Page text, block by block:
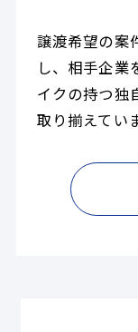
譲渡希望の案
し、相手企業
イクの持つ独
取り揃えてい